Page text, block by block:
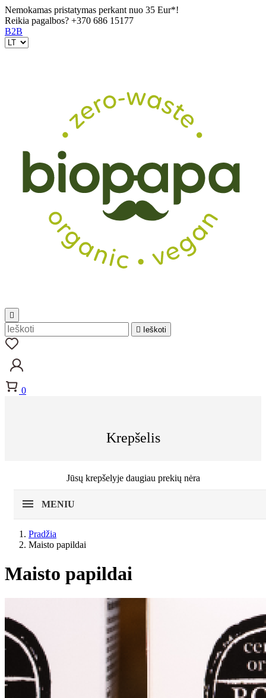
Nemokamas pristatymas perkant nuo 35 Eur*!
Reikia pagalbos? +370 686 15177
B2B


Ieškoti
0
Krepšelis
Jūsų krepšelyje daugiau prekių nėra
MENIU
Pradžia
Maisto papildai
ES žemės ūkis?
Kaina
Maisto papildai